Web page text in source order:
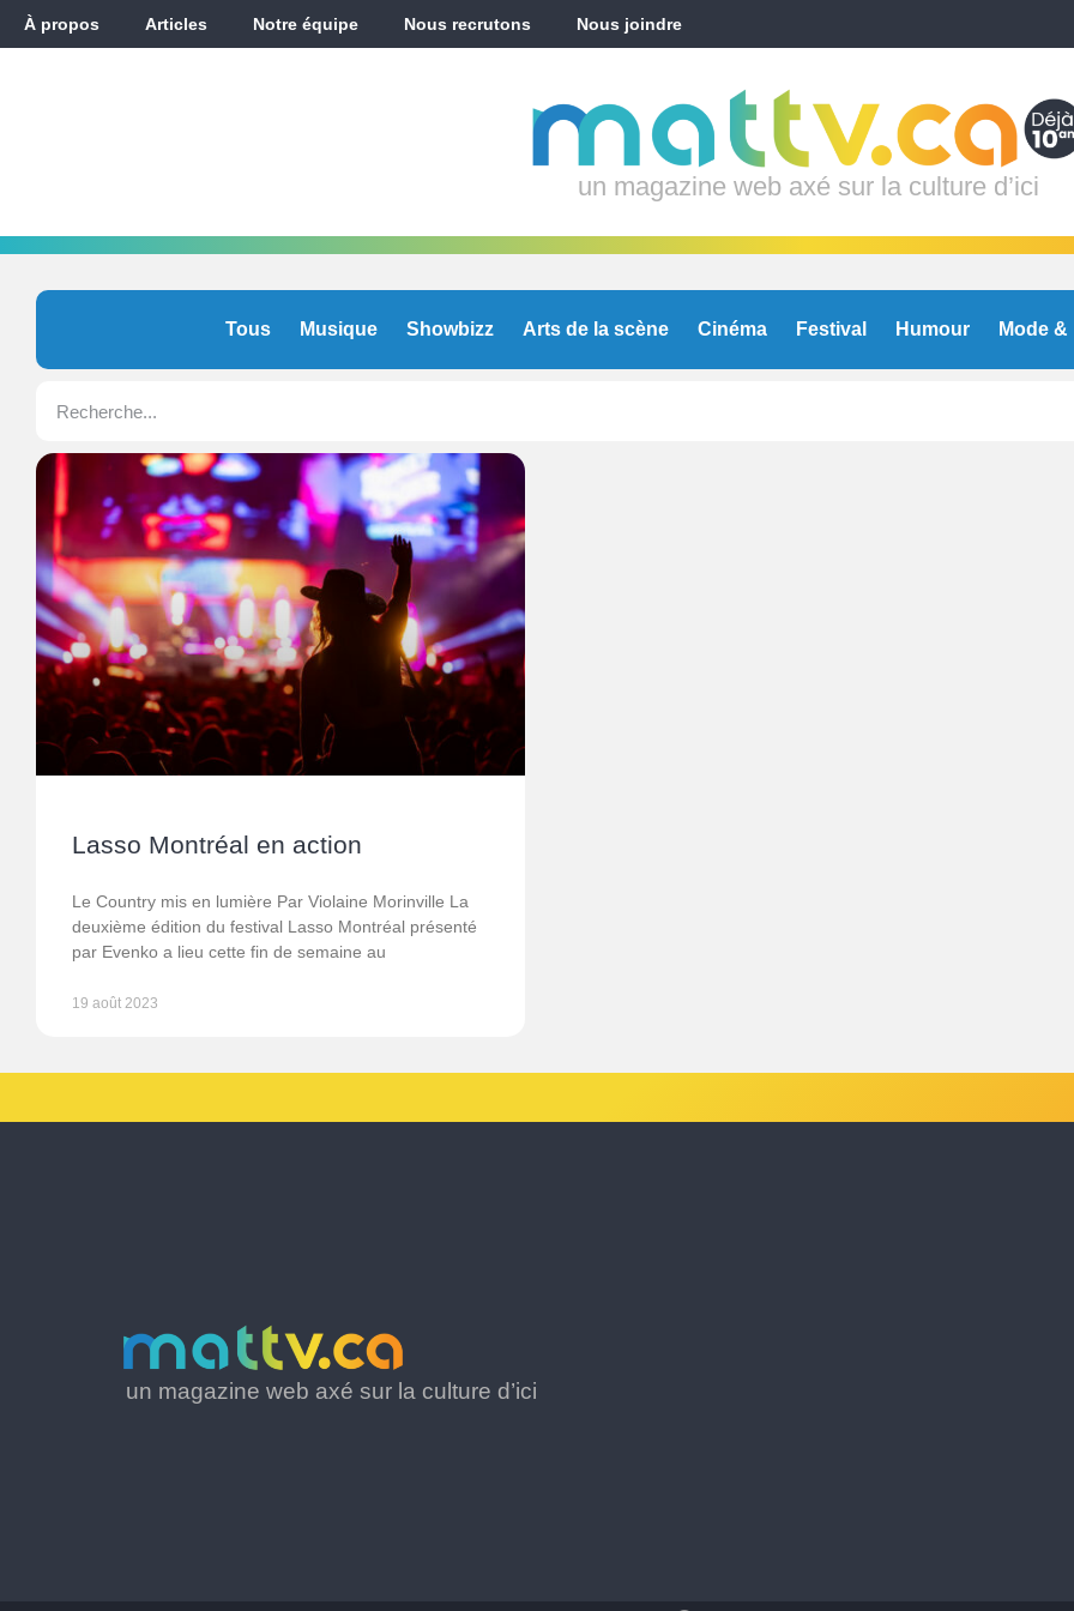
À propos Articles Notre équipe Nous recrutons Nous joindre
un magazine web axé sur la culture d’ici
Tous Musique Showbizz Arts de la scène Cinéma Festival Humour Mode
Lasso Montréal en action
Le Country mis en lumière Par Violaine Morinville La
deuxième édition du festival Lasso Montréal présenté
par Evenko a lieu cette fin de semaine au
19 août 2023
un magazine web axé sur la culture d’ici